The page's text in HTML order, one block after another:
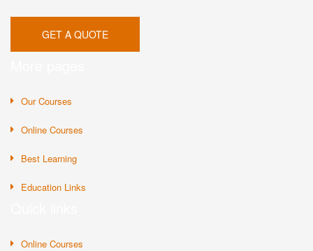
GET A QUOTE
Our Courses
Online Courses
Best Learning
Education Links
Online Courses